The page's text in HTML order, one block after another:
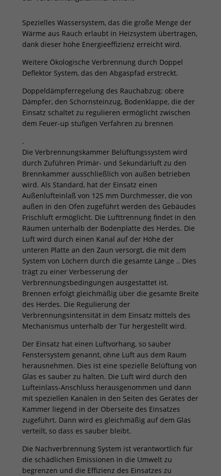
Spezielles Wassersystem, das die große Menge der
Wärme aus Rauch erlaubt in Heizsystem übertragen,
dank dieser hohe Energieeffizienz erreicht wird.
Weitere Ökologische Verbrennung durch Doppel
Deflektor System, das den Abgaspfad erstreckt.
Doppeldämpferregelung des Rauchabzug: obere
Dämpfer, den Schornsteinzug, Bodenklappe, die der
Einsatz schaltet zu regulieren ermöglicht zwischen
dem Feuer-up stufigen Verfahren zu brennen
.
Die Verbrennungskammer Belüftungssystem wird
durch Zuführen Primär- und Sekundärluft zu den
Brennkammer ausschließlich von außen betrieben
wird. Als Standard, hat der Einsatz einen
Außenlufteinlaß von 125 mm Durchmesser, die von
außen in den Ofen zugeführt werden des Gebäudes
Frischluft ermöglicht. Die Lufttrennung findet in den
Räumen unterhalb der Bodenplatte des Herdes. Die
Luft wird durch einen Kanal auf der Höhe der
unteren Platte an den Zaun versorgt, die mit dem
System von Löchern durch die gesamte Länge .. Dies
trägt zu einer Verbesserung der
Verbrennungsbedingungen ausgestattet ist.
Brennen erfolgt gleichmäßig über die gesamte Breite
des Herdes. Die Regulierung der
Verbrennungsintensität in dem Einsatz mittels des
Mechanismus unterhalb der Tür hergestellt wird.
Der Einsatz hat einen Luftvorhang, so sauber
Fenstersystem genannt, ohne Luft aus dem Raum
herausnehmen. Dies ist eine spezielle Belüftung von
Glas es sauber zu halten. Die Luft wird durch den
Lufteinlass-Anschluss herausgenommen und dann
mit speziellen Kanälen in den Seiten des Gerätes der
Kammer liegend in der Oberseite des Einsatzes
zugeführt. Dann wird es gleichmäßig auf dem Glas
verteilt, so dass es sauber bleibt.
Die Nachverbrennung System ist verantwortlich für
die schädlichen Emissionen in die Umwelt zu
begrenzen und die Effizienz des Einsatzes zu